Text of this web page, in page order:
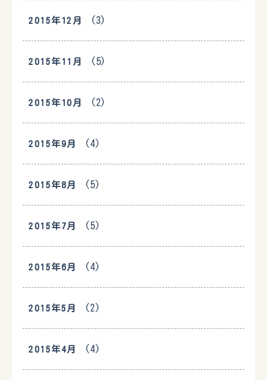
2015年12月 (3)
2015年11月 (5)
2015年10月 (2)
2015年9月 (4)
2015年8月 (5)
2015年7月 (5)
2015年6月 (4)
2015年5月 (2)
2015年4月 (4)